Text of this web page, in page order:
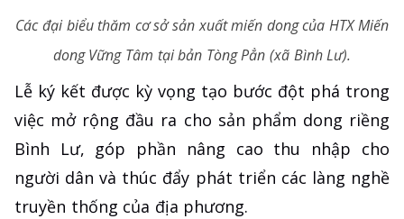
Các đại biểu thăm cơ sở sản xuất miến dong của HTX Miến
dong Vững Tâm tại bản Tòng Pẳn (xã Bình Lư).
Lễ ký kết được kỳ vọng tạo bước đột phá trong
việc mở rộng đầu ra cho sản phẩm dong riềng
Bình Lư, góp phần nâng cao thu nhập cho
người dân và thúc đẩy phát triển các làng nghề
truyền thống của địa phương.